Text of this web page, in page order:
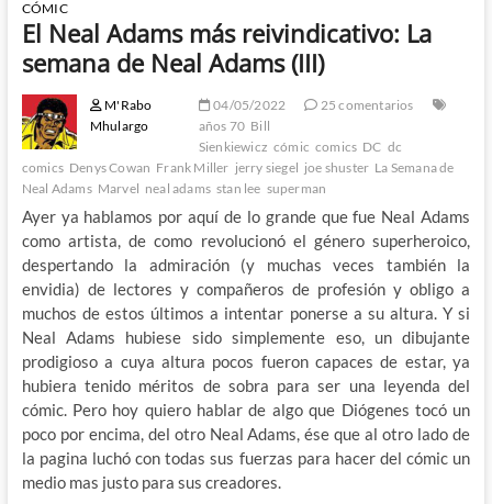
CÓMIC
El Neal Adams más reivindicativo: La
semana de Neal Adams (III)
M'Rabo
Mhulargo
04/05/2022
25 comentarios
años 70 Bill
Sienkiewicz cómic comics DC dc
comics Denys Cowan Frank Miller jerry siegel joe shuster La Semana de
Neal Adams Marvel neal adams stan lee superman
Ayer ya hablamos por aquí de lo grande que fue Neal Adams
como artista, de como revolucionó el género superheroico,
despertando la admiración (y muchas veces también la
envidia) de lectores y compañeros de profesión y obligo a
muchos de estos últimos a intentar ponerse a su altura. Y si
Neal Adams hubiese sido simplemente eso, un dibujante
prodigioso a cuya altura pocos fueron capaces de estar, ya
hubiera tenido méritos de sobra para ser una leyenda del
cómic. Pero hoy quiero hablar de algo que Diógenes tocó un
poco por encima, del otro Neal Adams, ése que al otro lado de
la pagina luchó con todas sus fuerzas para hacer del cómic un
medio mas justo para sus creadores.